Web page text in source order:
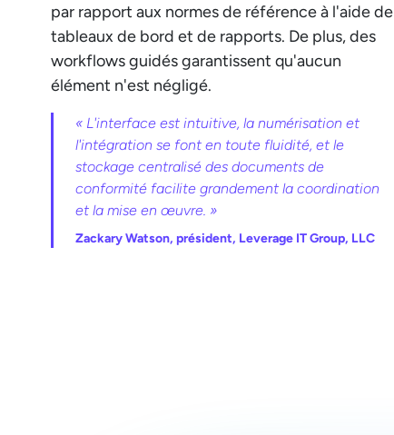
par rapport aux normes de référence à l'aide de
tableaux de bord et de rapports. De plus, des
workflows guidés garantissent qu'aucun
élément n'est négligé.
« L'interface est intuitive, la numérisation et
l'intégration se font en toute fluidité, et le
stockage centralisé des documents de
conformité facilite grandement la coordination
et la mise en œuvre. »
Zackary Watson, président, Leverage IT Group, LLC